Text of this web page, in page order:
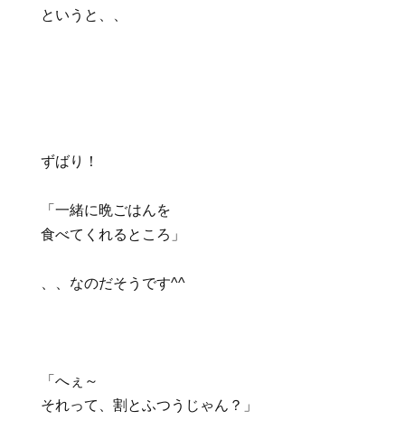
というと、、
ずばり！
「一緒に晩ごはんを
食べてくれるところ」
、、なのだそうです^^
「へぇ～
それって、割とふつうじゃん？」